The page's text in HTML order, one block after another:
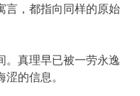
言，都指向同样的原始
。真理早已被一劳永逸
的信息。